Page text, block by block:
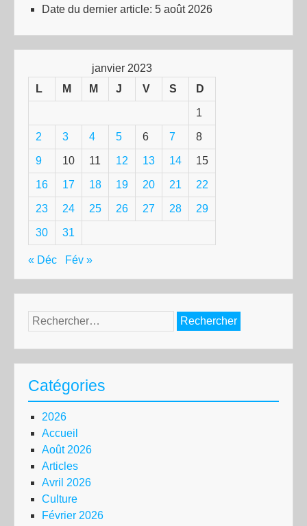
Date du dernier article: 5 août 2026
janvier 2023
L
M M J V S D
1
2 3 4 5 6 7 8
9 10 11 12 13 14 15
16 17 18 19 20 21 22
23 24 25 26 27 28 29
30 31
« Déc Fév »
Rechercher :
Catégories
2026
Accueil
Août 2026
Articles
Avril 2026
Culture
Février 2026